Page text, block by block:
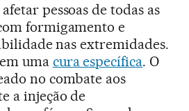
pessoas de todas as
formigamento e
nas extremidades.
uma cura específica. O
no combate aos
a injeção de